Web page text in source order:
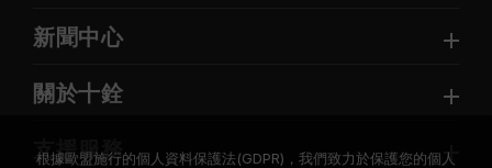
新聞中心
關於十銓
支援服務
根據歐盟施行的個人資料保護法(GDPR)，我們致力於保護您的個人